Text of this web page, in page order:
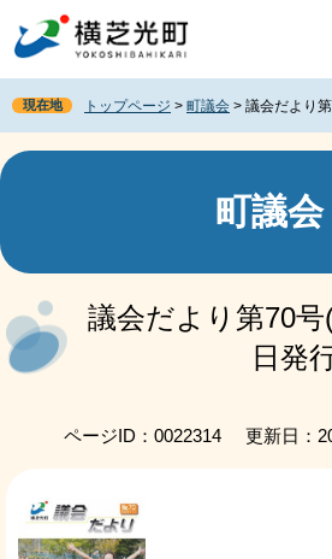
ジ
先
頭
で
ュ
を
飛
ば
文
現在地 トップページ > 町議会 > 議会だより
町議会
議会だより第70
日発
ページID：0022314 更新日：